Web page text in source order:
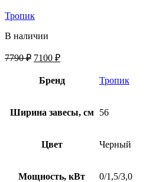
Тропик
В наличии
7790₽ 7100 ₽
Бренд Тропик
Ширина завесы, см 56
Цвет Черный
Мощность, кВт 0/1,5/3,0